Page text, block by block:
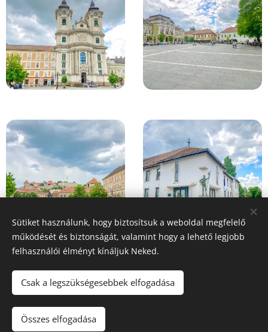
© 2025 Minden jog fenntartva! Készítette:
Horváth Sándor 0670-275-2651
Sütiket használunk, hogy biztosítsuk a weboldal megfelelő
működését és biztonságát, valamint hogy a lehető legjobb
felhasználói élményt kínáljuk Neked.
Csak a legszükségesebbek elfogadása
Összes elfogadása